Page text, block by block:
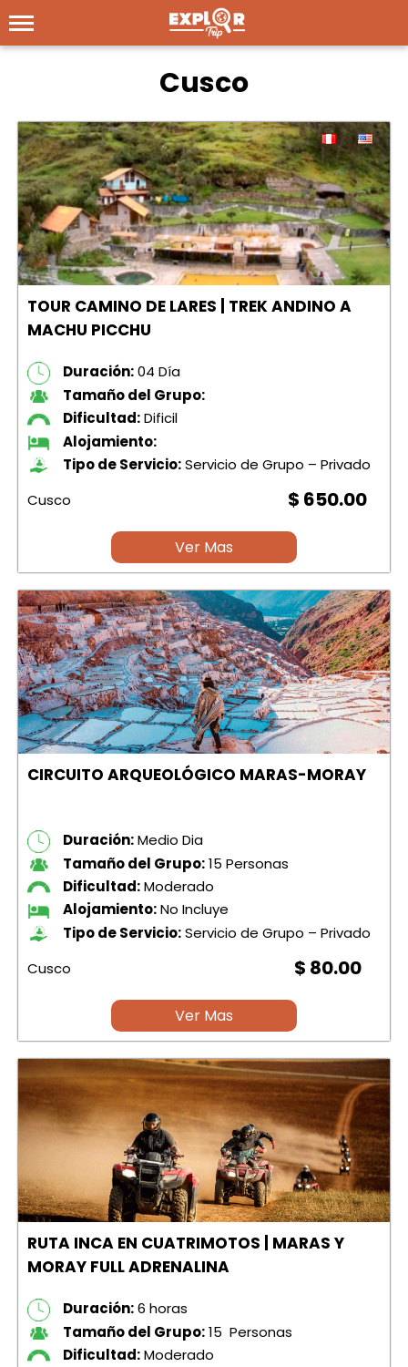
Cusco
TOUR CAMINO DE LARES | TREK ANDINO A
MACHU PICCHU
Duración:04 Día
Tamaño del Grupo:
Dificultad:Dificil
Alojamiento:
Tipo de Servicio:Servicio de Grupo – Privado
Cusco
$ 650.00
Ver Mas
CIRCUITO ARQUEOLÓGICO MARAS-MORAY
Duración:Medio Dia
Tamaño del Grupo:15 Personas
Dificultad:Moderado
Alojamiento:No Incluye
Tipo de Servicio:Servicio de Grupo – Privado
Cusco
$ 80.00
Ver Mas
RUTA INCA EN CUATRIMOTOS | MARAS Y
MORAY FULL ADRENALINA
Duración:6 horas
Tamaño del Grupo:15 Personas
Dificultad:Moderado